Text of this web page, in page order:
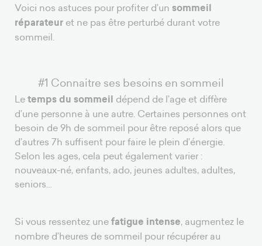
Voici nos astuces pour profiter d’un sommeil
réparateur et ne pas être perturbé durant votre
sommeil.
#1 Connaitre ses besoins en sommeil
Letemps du sommeil dépend de l’age et diffère
d’une personne à une autre. Certaines personnes ont
besoin de 9h de sommeil pour être reposé alors que
d’autres 7h suffisent pour faire le plein d’énergie.
Selon les ages, cela peut également varier :
nouveaux-né, enfants, ado, jeunes adultes, adultes,
seniors…
Si vous ressentez unefatigue intense, augmentez le
nombre d’heures de sommeil pour récupérer au